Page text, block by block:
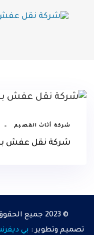
شركة أثاث القصيم
شركة نقل عفش
© 2023 جميع الحقوق محفوظة لشركة نقل القصيم.
تصميم وتطوير : بي